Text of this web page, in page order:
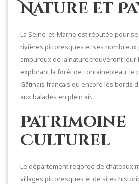
Nature et
La Seine-et-Marne est réputée pour
rivières pittoresques et ses nombreux
amoureux de la nature trouveront leur
explorant la forêt de Fontainebleau, le
Gâtinais français ou encore les bords
aux balades en plein air.
Patrimoine
Culturel
Le département regorge de châteaux
villages pittoresques et de sites